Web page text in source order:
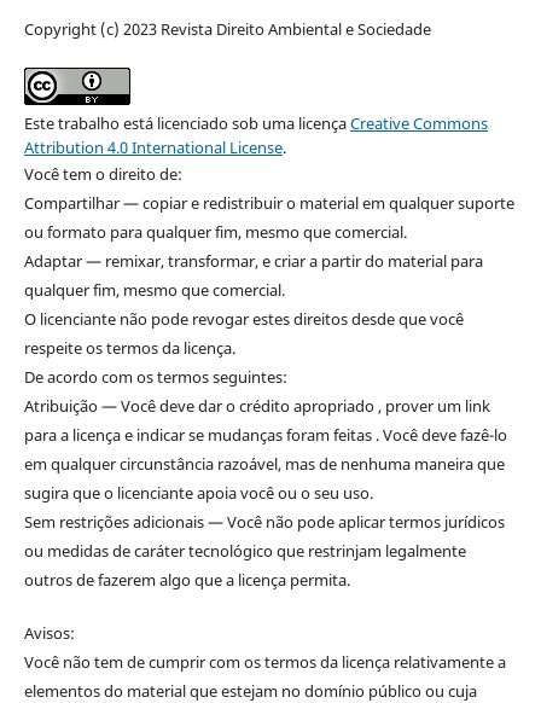
Copyright (c) 2023 Revista Direito Ambiental e Sociedade
Este trabalho está licenciado sob uma licençaCreative Commons
Attribution 4.0 International License.
Você tem o direito de:
Compartilhar — copiar e redistribuir o material em qualquer suporte
ou formato para qualquer fim, mesmo que comercial.
Adaptar — remixar, transformar, e criar a partir do material para
qualquer fim, mesmo que comercial.
O licenciante não pode revogar estes direitos desde que você
respeite os termos da licença.
De acordo com os termos seguintes:
Atribuição — Você deve dar o crédito apropriado , prover um link
para a licença e indicar se mudanças foram feitas . Você deve fazê-lo
em qualquer circunstância razoável, mas de nenhuma maneira que
sugira que o licenciante apoia você ou o seu uso.
Sem restrições adicionais — Você não pode aplicar termos jurídicos
ou medidas de caráter tecnológico que restrinjam legalmente
outros de fazerem algo que a licença permita.
Avisos:
Você não tem de cumprir com os termos da licença relativamente a
elementos do material que estejam no domínio público ou cuja